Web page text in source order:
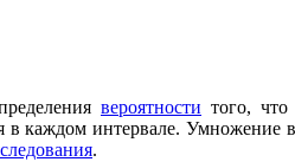
вероятности того, что
в каждом интервале. Умножение
.